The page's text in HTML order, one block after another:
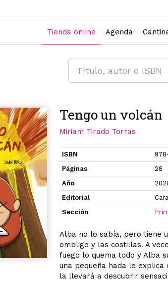
Tienda online Agenda
Tengo un volcán
Miriam Tirado Torras
ISBN
Páginas
28
Año
Editorial
Sección
Alba no lo sabía, pero tiene
ombligo y las costillas. A
fuego lo quema todo y Alba
una pequeña hada le explica
la llevará a descubrir